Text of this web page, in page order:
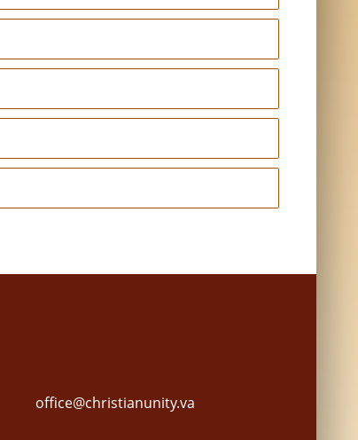
office@christianunity.va